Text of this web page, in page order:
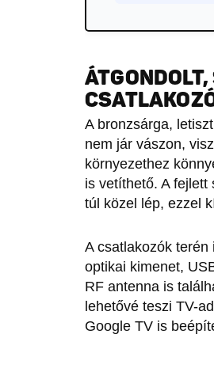
A bronzsárga,
nem jár vászon,
környezethez
is vetíthető. A
túl közel lép, ezzel
A csatlakozók
optikai kimenet,
RF antenna is
lehetővé teszi TV-
Google TV is